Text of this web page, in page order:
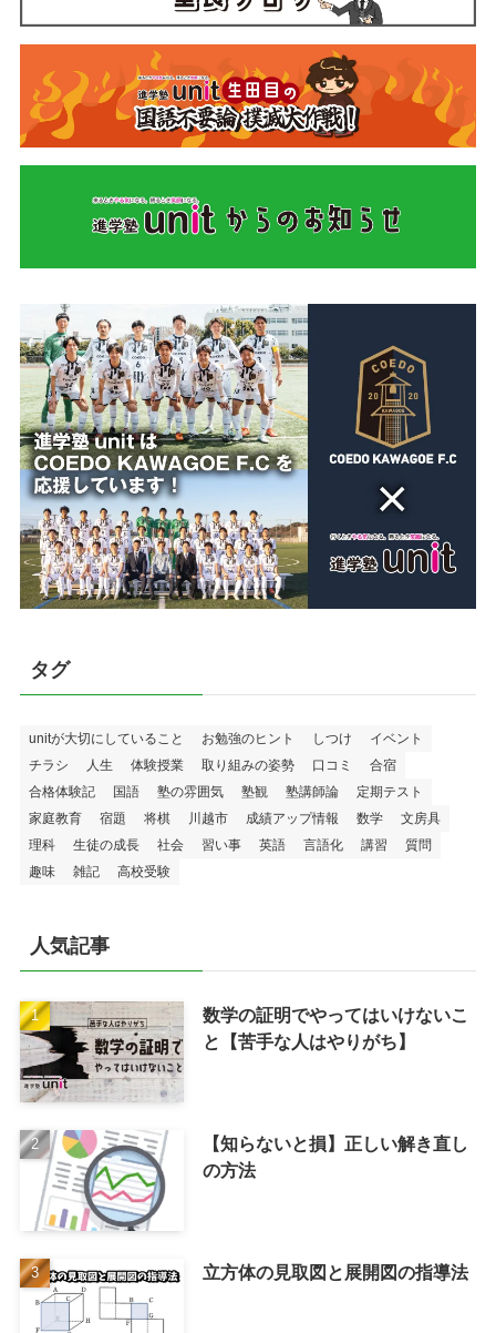
タグ
unitが大切にしていること お勉強のヒント しつけ
イベント
チラシ
人生 体験授業 取り組みの姿勢 口コミ
合宿
合格体験記
国語 塾の雰囲気 塾観 塾講師論
定期テスト
家庭教育
宿題 将棋 川越市 成績アップ情報 数学
文房具
理科
生徒の成長 社会 習い事 英語 言語化 講習
質問
趣味
雑記 高校受験
人気記事
数学の証明でやってはいけないこ
と【苦手な人はやりがち】
【知らないと損】正しい解き直し
の方法
立方体の見取図と展開図の指導法